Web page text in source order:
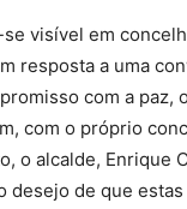
visível em
resposta a uma
com a paz,
com o próprio
o alcalde, Enrique
desejo de que